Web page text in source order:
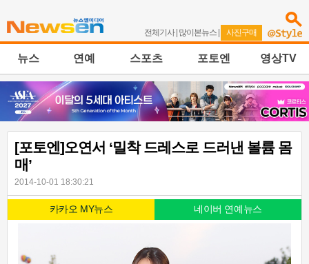
전체기사| 많이본뉴스 | 사진구매
뉴스 연예 스포츠 포토엔 영상TV
[포토엔]오연서 ‘밀착 드레스로 드러낸 볼륨 몸
매’
2014-10-01 18:30:21
카카오 MY뉴스 네이버 연예뉴스